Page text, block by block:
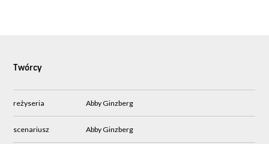
Twórcy
reżyseria Abby Ginzberg
scenariusz Abby Ginzberg